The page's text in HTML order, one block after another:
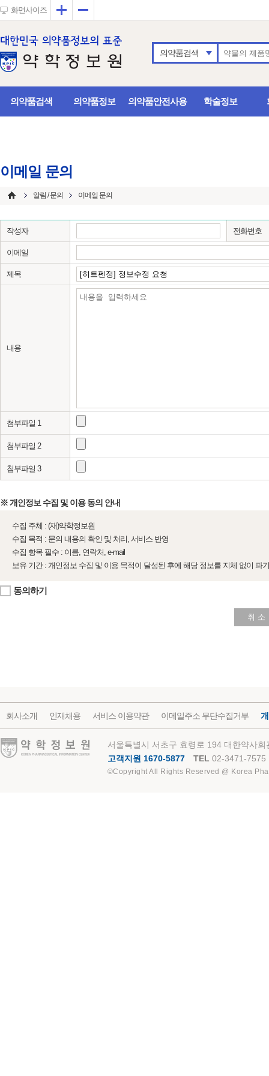
화면사이즈 확대
의약품검색
의약품검색 의약품정보 의약품안전사용 학술정보
이메일 문의
알림 / 문의 이메일 문의
작성자 전화번호
이메일
제목
내용
첨부파일 1
첨부파일 2
첨부파일 3
※ 개인정보 수집 및 이용 동의 안내
수집 주체 : (재)약학정보원
수집 목적 : 문의 내용의 확인 및 처리, 서비스 반영
수집 항목 필수 : 이름, 연락처, e-mail
보유 기간 : 개인정보 수집 및 이용 목적이 달성된 후에 해당 정보를 지체 없이 파
동의하기
취 소
회사소개 인재채용 서비스 이용약관 이메일주소 무단수집거부
약학정보원
서울특별시 서초구 효령로 194 대한약사
고객지원 1670-5877
TEL 02-3471-7575
©Copyright All Rights Reserved @ Korea